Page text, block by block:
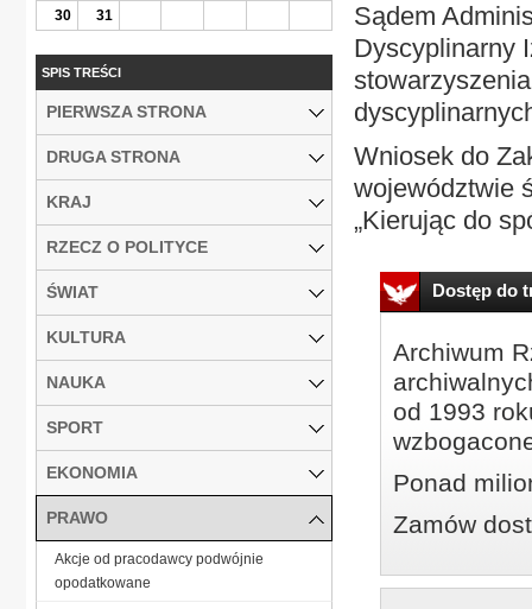
Sądem
Dyscyplinarny
Wniosek do
województwie
„Kierując do
Dostęp do
Archiwum
od 1993
Ponad
Zamów
30
31
SPIS TREŚCI
PIERWSZA STRONA
DRUGA STRONA
KRAJ
RZECZ O POLITYCE
ŚWIAT
KULTURA
NAUKA
SPORT
EKONOMIA
PRAWO
Akcje od pracodawcy podwójnie
opodatkowane